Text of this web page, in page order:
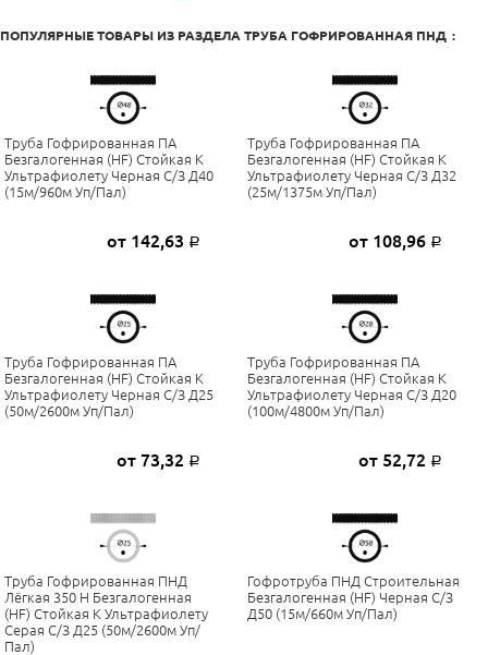
ПОПУЛЯРНЫЕ ТОВАРЫ ИЗ РАЗДЕЛА ТРУБА ГОФРИРОВАННАЯ ПНД :
Труба Гофрированная ПА
Безгалогенная (HF) Стойкая К
Ультрафиолету Черная С/з Д40
(15м/960м Уп/пал)
от 142,63 Р
Труба Гофрированная ПА
Безгалогенная (HF) Стойкая К
Ультрафиолету Черная С/з Д32
(25м/1375м Уп/пал)
от 108,96 Р
Труба Гофрированная ПА
Безгалогенная (HF) Стойкая К
Ультрафиолету Черная С/з Д25
(50м/2600м Уп/пал)
от 73,32 Р
Труба Гофрированная ПА
Безгалогенная (HF) Стойкая К
Ультрафиолету Черная С/з Д20
(100м/4800м Уп/пал)
от 52,72 Р
Труба Гофрированная ПНД
Лёгкая 350 Н Безгалогенная
(HF) Стойкая К Ультрафиолету
Серая С/з Д25 (50м/2600м Уп/
Пал)
Гофротруба ПНД Строительная
Безгалогенная (HF) Черная С/з
Д50 (15м/660м Уп/пал)